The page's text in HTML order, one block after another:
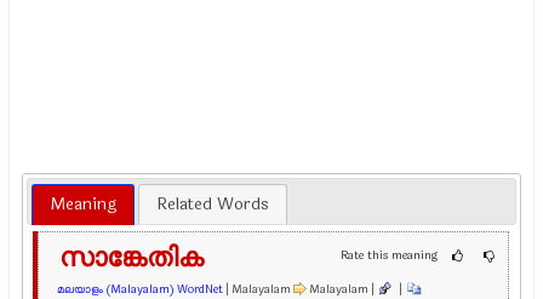
Meaning Related Words
Rate this meaning
സാങ്കേതിക
മലയാളം (Malayalam) WordNet | Malayalam Malayalam | |